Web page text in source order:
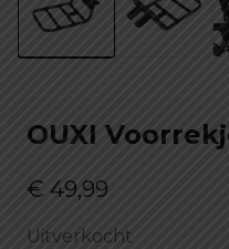
OUXI
€ 49,99
Uitverkocht